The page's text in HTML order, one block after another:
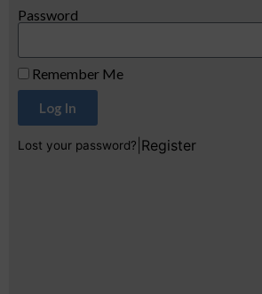
Password
Remember Me
Log In
Lost your password? Register